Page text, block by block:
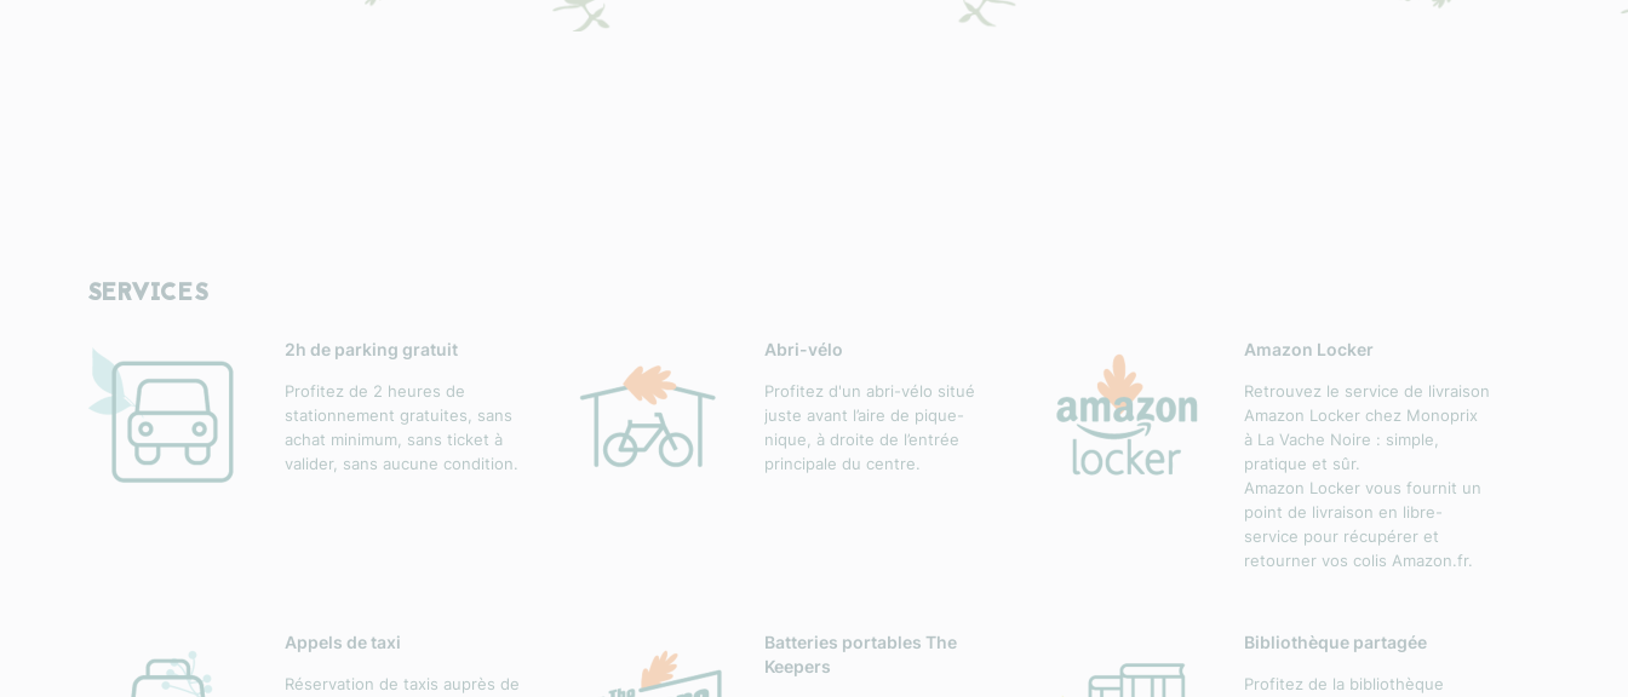
SERVICES
2h de parking gratuit
Profitez de 2 heures de
stationnement gratuites, sans
achat minimum, sans ticket à
valider, sans aucune condition.
Abri-vélo
Profitez d'un abri-vélo situé
juste avant l’aire de pique-
nique, à droite de l’entrée
principale du centre.
Amazon Locker
Retrouvez le service de livraison
Amazon Locker chez Monoprix
à La Vache Noire : simple,
pratique et sûr.
Amazon Locker vous fournit un
point de livraison en libre-
service pour récupérer et
retourner vos colis Amazon.fr.
Appels de taxi
Réservation de taxis auprès de
Batteries portables The
Keepers
Bibliothèque partagée
Profitez de la bibliothèque